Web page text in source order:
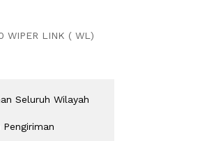
WIPER LINK ( WL)
Seluruh Wilayah
Pengiriman